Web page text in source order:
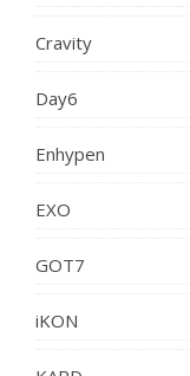
Cravity
Day6
Enhypen
EXO
GOT7
iKON